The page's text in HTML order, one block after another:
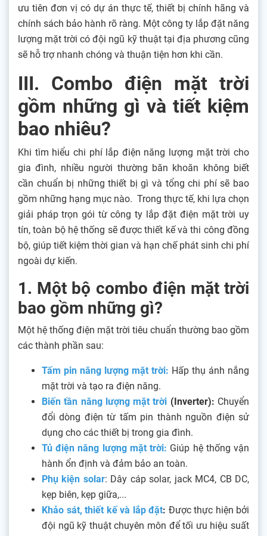
ưu tiên đơn vị có dự án thực tế, thiết bị chính hãng và
chính sách bảo hành rõ ràng. Một công ty lắp đặt năng
lượng mặt trời có đội ngũ kỹ thuật tại địa phương cũng
sẽ hỗ trợ nhanh chóng và thuận tiện hơn khi cần.
III. Combo điện mặt trời
gồm những gì và tiết kiệm
bao nhiêu?
Khi tìm hiểu chi phí lắp điện năng lượng mặt trời cho
gia đình, nhiều người thường băn khoăn không biết
cần chuẩn bị những thiết bị gì và tổng chi phí sẽ bao
gồm những hạng mục nào. Trong thực tế, khi lựa chọn
giải pháp trọn gói từ công ty lắp đặt điện mặt trời uy
tín, toàn bộ hệ thống sẽ được thiết kế và thi công đồng
bộ, giúp tiết kiệm thời gian và hạn chế phát sinh chi phí
ngoài dự kiến.
1. Một bộ combo điện mặt trời
bao gồm những gì?
Một hệ thống điện mặt trời tiêu chuẩn thường bao gồm
các thành phần sau:
Tấm pin năng lượng mặt trời: Hấp thụ ánh nắng
mặt trời và tạo ra điện năng.
Biến tần năng lượng mặt trời (Inverter): Chuyển
đổi dòng điện từ tấm pin thành nguồn điện sử
dụng cho các thiết bị trong gia đình.
Tủ điện năng lượng mặt trời: Giúp hệ thống vận
hành ổn định và đảm bảo an toàn.
Phụ kiện solar: Dây cáp solar, jack MC4, CB DC,
kẹp biên, kẹp giữa,...
Khảo sát, thiết kế và lắp đặt: Được thực hiện bởi
đội ngũ kỹ thuật chuyên môn để tối ưu hiệu suất